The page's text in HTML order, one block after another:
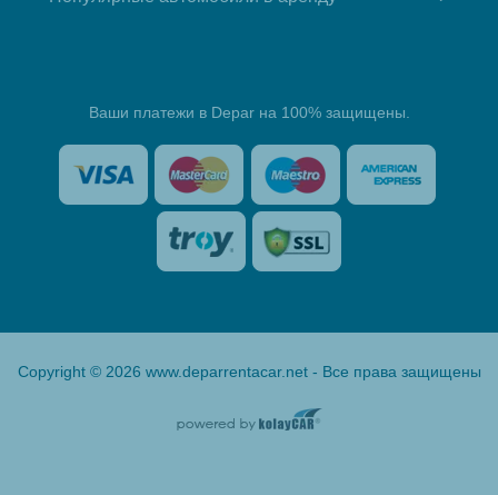
Ваши платежи в Depar на 100% защищены.
Copyright © 2026 www.deparrentacar.net - Все права защищены